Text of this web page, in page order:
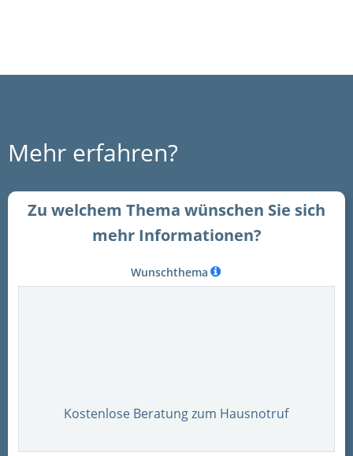
Mehr erfahren?
Zu welchem Thema wünschen Sie sich
mehr Informationen?
Wunschthema
Kostenlose Beratung zum Hausnotruf